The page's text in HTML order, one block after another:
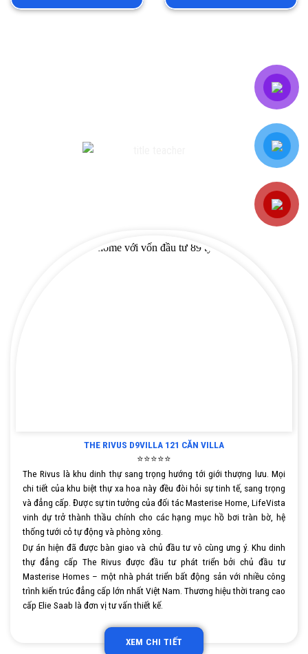
THE RIVUS D9VILLA 121 CĂN VILLA
⭐⭐⭐⭐⭐
The Rivus là khu dinh thự sang trọng hướng tới giới thượng lưu. Mọi
chi tiết của khu biệt thự xa hoa này đều đòi hỏi sự tinh tế, sang trọng
và đẳng cấp. Được sự tin tưởng của đối tác Masterise Home, LifeVista
vinh dự trở thành thầu chính cho các hạng mục hồ bơi tràn bờ, hệ
thống tưới cỏ tự động và phòng xông.
Dự án hiện đã được bàn giao và chủ đầu tư vô cùng ưng ý. Khu dinh
thự đẳng cấp The Rivus được đầu tư phát triển bởi chủ đầu tư
Masterise Homes – một nhà phát triển bất động sản với nhiều công
trình kiến trúc đẳng cấp lớn nhất Việt Nam. Thương hiệu thời trang cao
cấp Elie Saab là đơn vị tư vấn thiết kế.
XEM CHI TIẾT